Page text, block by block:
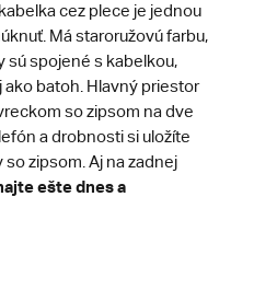
cez plece je jednou
Má staroružovú farbu,
sú spojené s kabelkou,
ako batoh. Hlavný priestor
so zipsom na dve
a drobnosti si uložíte
zipsom. Aj na zadnej
ešte dnes a